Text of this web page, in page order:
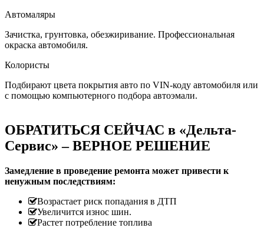
Автомаляры
Зачистка, грунтовка, обезжиривание. Профессиональная
окраска автомобиля.
Колористы
Подбирают цвета покрытия авто по VIN-коду автомобиля или
с помощью компьютерного подбора автоэмали.
ОБРАТИТЬСЯ СЕЙЧАС в «Дельта-
Сервис» – ВЕРНОЕ РЕШЕНИЕ
Замедление в проведение ремонта может привести к
ненужным последствиям:
Возрастает риск попадания в ДТП
Увеличится износ шин.
Растет потребление топлива